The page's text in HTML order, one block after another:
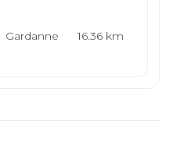
Gardanne 16.36 km